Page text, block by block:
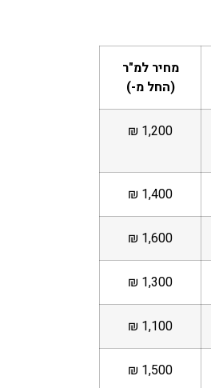
מחיר למ"ר
(החל מ-)
1,200 ₪
1,400 ₪
1,600 ₪
1,300 ₪
1,100 ₪
1,500 ₪